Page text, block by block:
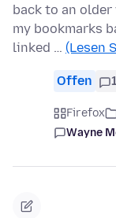
back to an
my bookmarks
linked … (Lesen
Offen
Firefox
Wayne